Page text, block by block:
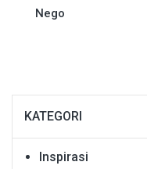
Nego
KATEGORI
Inspirasi